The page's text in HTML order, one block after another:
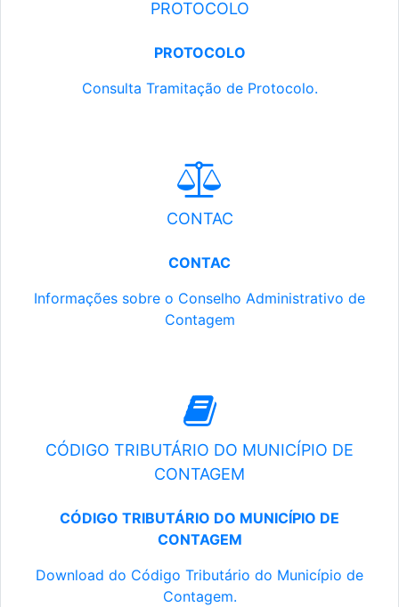
PROTOCOLO
PROTOCOLO
Consulta Tramitação de Protocolo.
CONTAC
CONTAC
Informações sobre o Conselho Administrativo de
Contagem
CÓDIGO TRIBUTÁRIO DO MUNICÍPIO DE
CONTAGEM
CÓDIGO TRIBUTÁRIO DO MUNICÍPIO DE
CONTAGEM
Download do Código Tributário do Município de
Contagem.